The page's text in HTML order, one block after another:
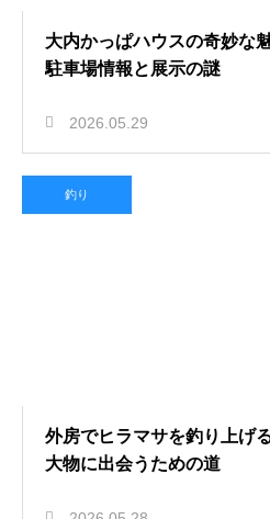
大内かっぱハウスの奇妙な
駐車場情報と展示の謎
2026.05.29
釣り
外房でヒラマサを釣り上げ
大物に出会うための道